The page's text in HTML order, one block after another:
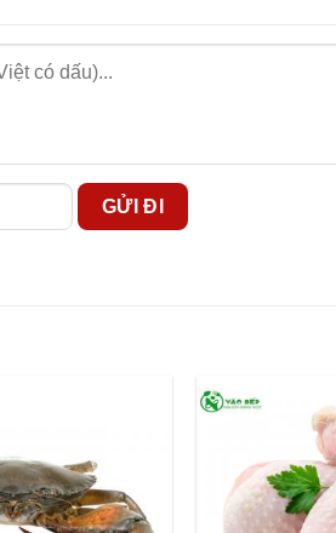
Họ không chỉ hài lòng với chất
tôi luôn sẵn sàng phục vụ bạn với
gia tăng doanh thu. “Vào Bếp” –
- Hotline: 08.77.99.00.55